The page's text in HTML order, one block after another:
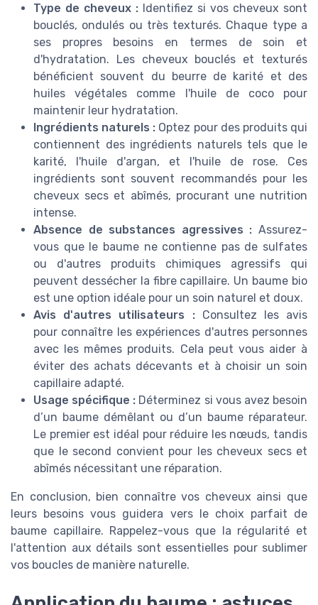
Type de cheveux : Identifiez si vos cheveux sont
bouclés, ondulés ou très texturés. Chaque type a
ses propres besoins en termes de soin et
d'hydratation. Les cheveux bouclés et texturés
bénéficient souvent du beurre de karité et des
huiles végétales comme l'huile de coco pour
maintenir leur hydratation.
Ingrédients naturels : Optez pour des produits qui
contiennent des ingrédients naturels tels que le
karité, l'huile d'argan, et l'huile de rose. Ces
ingrédients sont souvent recommandés pour les
cheveux secs et abîmés, procurant une nutrition
intense.
Absence de substances agressives : Assurez-
vous que le baume ne contienne pas de sulfates
ou d'autres produits chimiques agressifs qui
peuvent dessécher la fibre capillaire. Un baume bio
est une option idéale pour un soin naturel et doux.
Avis d'autres utilisateurs :Consultez les avis
pour connaître les expériences d'autres personnes
avec les mêmes produits. Cela peut vous aider à
éviter des achats décevants et à choisir un soin
capillaire adapté.
Usage spécifique : Déterminez si vous avez besoin
d’un baume démêlant ou d’un baume réparateur.
Le premier est idéal pour réduire les nœuds, tandis
que le second convient pour les cheveux secs et
abîmés nécessitant une réparation.
En conclusion, bien connaître vos cheveux ainsi que
leurs besoins vous guidera vers le choix parfait de
baume capillaire. Rappelez-vous que la régularité et
l'attention aux détails sont essentielles pour sublimer
vos boucles de manière naturelle.